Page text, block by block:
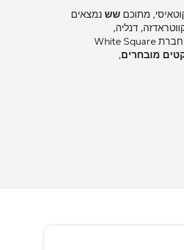
, מתוכם שש נמצאים
דנליה,
. חברת White Square
מובחרים,